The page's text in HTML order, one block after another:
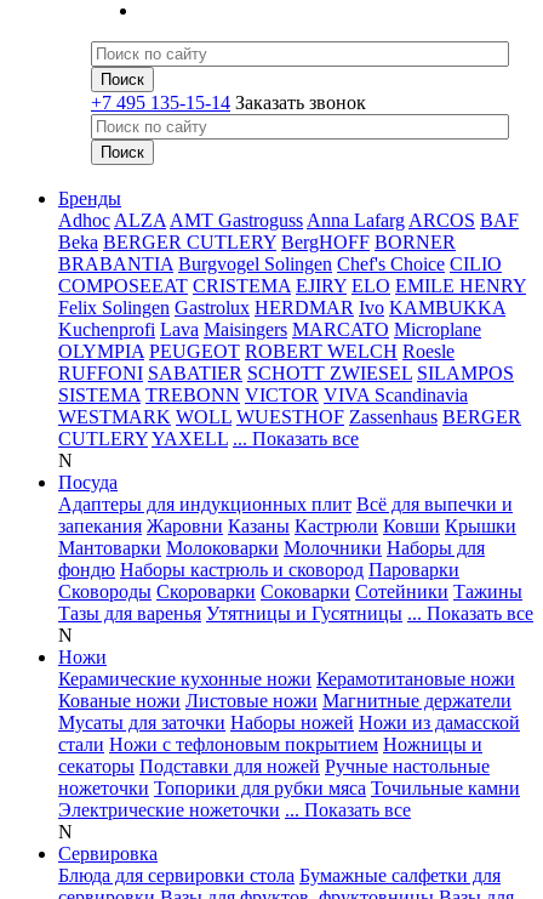
+7 495 135-15-14 Заказать звонок
Бренды
Adhoc ALZA AMT Gastroguss Anna Lafarg ARCOS BAF
Beka BERGER CUTLERY BergHOFF BORNER
BRABANTIA Burgvogel Solingen Chef's Choice CILIO
COMPOSEEAT CRISTEMA EJIRY ELO EMILE HENRY
Felix Solingen Gastrolux HERDMAR Ivo KAMBUKKA
Kuchenprofi Lava Maisingers MARCATO Microplane
OLYMPIA PEUGEOT ROBERT WELCH Roesle
RUFFONI SABATIER SCHOTT ZWIESEL SILAMPOS
SISTEMA TREBONN VICTOR VIVA Scandinavia
WESTMARK WOLL WUESTHOF Zassenhaus BERGER
CUTLERYYAXELL ... Показать все
N
Посуда
Адаптеры для индукционных плит Всё для выпечки и
запекания Жаровни Казаны Кастрюли Ковши Крышки
Мантоварки Молоковарки Молочники Наборы для
фондю Наборы кастрюль и сковород Пароварки
Сковороды Скороварки Соковарки Сотейники Тажины
Тазы для варенья Утятницы и Гусятницы ... Показать все
N
Ножи
Керамические кухонные ножи Керамотитановые ножи
Кованые ножи Листовые ножи Магнитные держатели
Мусаты для заточки Наборы ножей Ножи из дамасской
стали Ножи с тефлоновым покрытием Ножницы и
секаторы Подставки для ножей Ручные настольные
ножеточки Топорики для рубки мяса Точильные камни
Электрические ножеточки ... Показать все
N
Сервировка
Блюда для сервировки стола Бумажные салфетки для